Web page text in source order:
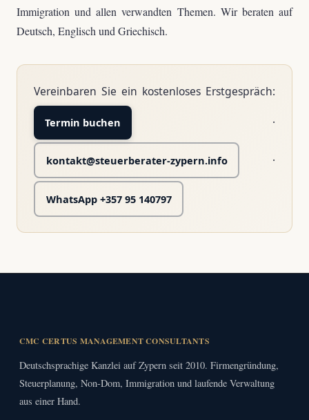
Immigration und allen verwandten Themen. Wir beraten auf
Deutsch, Englisch und Griechisch.
Vereinbaren Sie ein kostenloses Erstgespräch:
Termin buchen ·
kontakt@steuerberater-zypern.info ·
WhatsApp +357 95 140797
CMC CERTUS MANAGEMENT CONSULTANTS
Deutschsprachige Kanzlei auf Zypern seit 2010. Firmengründung,
Steuerplanung, Non-Dom, Immigration und laufende Verwaltung
aus einer Hand.